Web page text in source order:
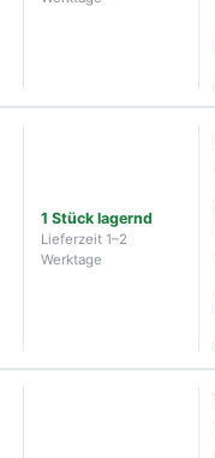
1 Stück lagernd
Lieferzeit 1–2
Werktage